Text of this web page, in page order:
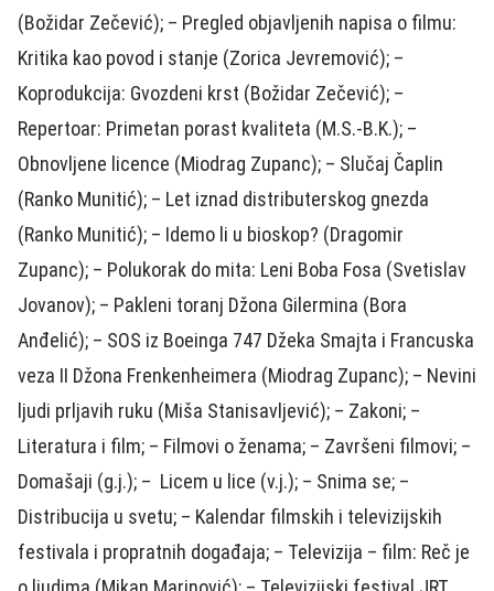
(Božidar Zečević); – Pregled objavljenih napisa o filmu:
Kritika kao povod i stanje (Zorica Jevremović); –
Koprodukcija: Gvozdeni krst (Božidar Zečević); –
Repertoar: Primetan porast kvaliteta (M.S.-B.K.); –
Obnovljene licence (Miodrag Zupanc); – Slučaj Čaplin
(Ranko Munitić); – Let iznad distributerskog gnezda
(Ranko Munitić); – Idemo li u bioskop? (Dragomir
Zupanc); – Polukorak do mita: Leni Boba Fosa (Svetislav
Jovanov); – Pakleni toranj Džona Gilermina (Bora
Anđelić); – SOS iz Boeinga 747 Džeka Smajta i Francuska
veza II Džona Frenkenheimera (Miodrag Zupanc); – Nevini
ljudi prljavih ruku (Miša Stanisavljević); – Zakoni; –
Literatura i film; – Filmovi o ženama; – Završeni filmovi; –
Domašaji (g.j.); – Licem u lice (v.j.); – Snima se; –
Distribucija u svetu; – Kalendar filmskih i televizijskih
festivala i propratnih događaja; – Televizija – film: Reč je